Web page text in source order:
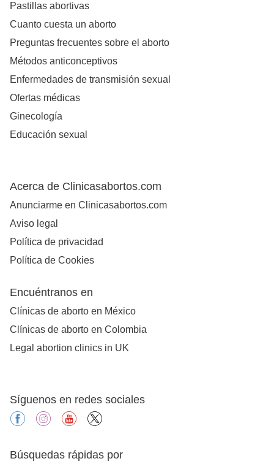
Pastillas abortivas
Cuanto cuesta un aborto
Preguntas frecuentes sobre el aborto
Métodos anticonceptivos
Enfermedades de transmisión sexual
Ofertas médicas
Ginecología
Educación sexual
Acerca de Clinicasabortos.com
Anunciarme en Clinicasabortos.com
Aviso legal
Política de privacidad
Política de Cookies
Encuéntranos en
Clínicas de aborto en México
Clínicas de aborto en Colombia
Legal abortion clinics in UK
Síguenos en redes sociales
facebookinstagramyoutube
Búsquedas rápidas por